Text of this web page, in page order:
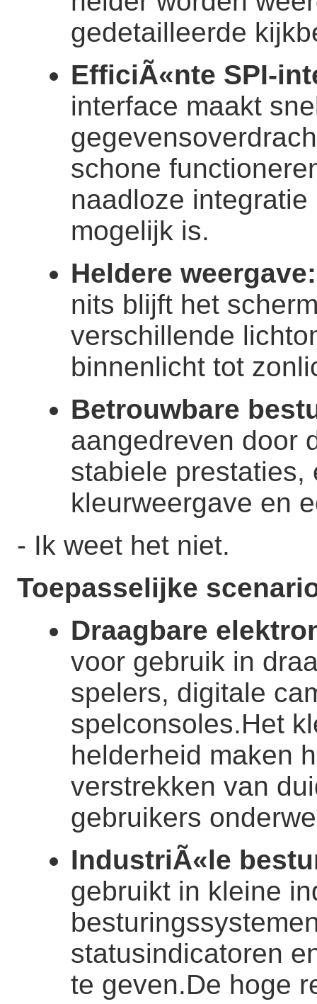
gedetailleerde
EfficiÃ«nte SPI-
interface maakt
schone
naadloze
mogelijk is.
Heldere weergave:
nits blijft het
verschillende
binnenlicht tot
Betrouwbare
aangedreven door
stabiele prestaties,
kleurweergave en
- Ik weet het niet.
Toepasselijke
Draagbare
voor gebruik in
spelers, digitale
spelconsoles.Het
helderheid maken
verstrekken van
gebruikers
IndustriÃ«le
gebruikt in kleine
statusindicatoren
te geven.De hoge